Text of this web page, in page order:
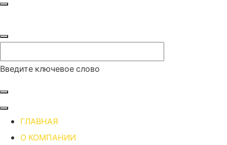
Введите ключевое слово
ГЛАВНАЯ
О КОМПАНИИ